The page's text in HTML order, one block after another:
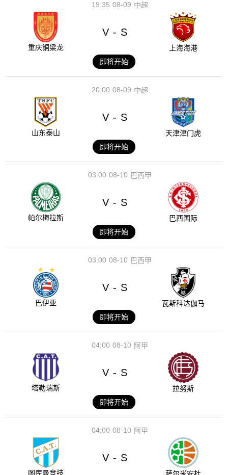
08-09
19:35 中超
重庆铜梁龙
V - S
上海海港
即将开始
08-09
20:00 中超
山东泰山
V - S
天津津门虎
即将开始
08-10
03:00 巴西甲
帕尔梅拉斯
V - S
巴西国际
即将开始
08-10
03:00 巴西甲
巴伊亚
V - S
瓦斯科达伽马
即将开始
08-10
04:00 阿甲
塔勒瑞斯
V - S
拉努斯
即将开始
08-10
04:00 阿甲
图库曼竞技
V - S